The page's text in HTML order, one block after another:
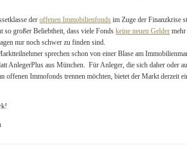
deroffenen Immobilienfonds im Zuge der Finanzkrise
so großer Beliebtheit, dass viele Fondskeine neuen Gelder
nur noch schwer zu finden sind.
sprechen schon von einer Blase am
AnlegerPlus aus München. Für Anleger, die sich daher oder
offenen Immofonds trennen möchten, bietet der Markt derzeit